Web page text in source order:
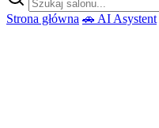
Strona główna 🚗 AI Asystent